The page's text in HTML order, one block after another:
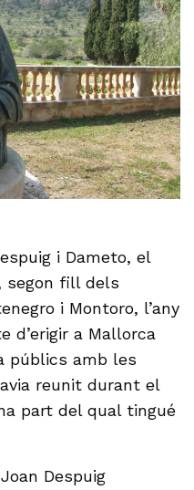
i Dameto, el
segon fill dels
i Montoro, l’any
d’erigir a Mallorca
públics amb les
reunit durant el
part del qual tingué
Despuig